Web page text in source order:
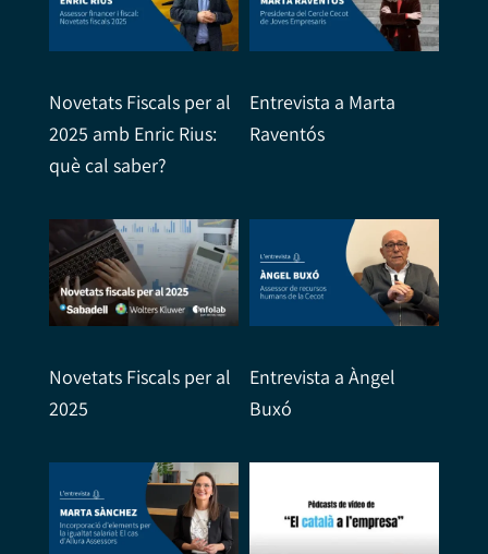
Novetats Fiscals per al
2025 amb Enric Rius:
què cal saber?
Entrevista a Marta
Raventós
Novetats Fiscals per al
2025
Entrevista a Àngel
Buxó